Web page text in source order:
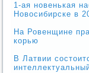
1-ая новенькая
Новосибирске в
На Ровенщине
корью
В Латвии